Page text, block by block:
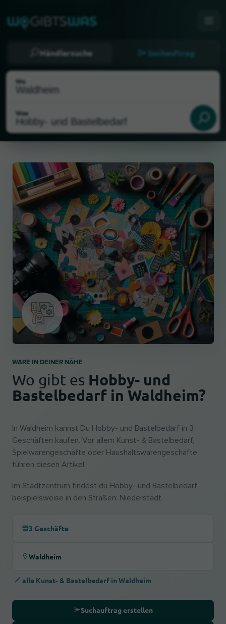
Händlersuche Suchauftrag
Wo
Was
Als meinen Standort wählen
WARE IN DEINER NÄHE
Wo gibt es Hobby- und
Bastelbedarf in Waldheim?
In Waldheim kannst Du Hobby- und Bastelbedarf in 3
Geschäften kaufen. Vor allem Kunst- & Bastelbedarf,
Spielwarengeschäfte oder Haushaltswarengeschäfte
führen diesen Artikel.
Im Stadtzentrum findest du Hobby- und Bastelbedarf
beispielsweise in den Straßen: Niederstadt.
3 Geschäfte
Waldheim
alle Kunst- & Bastelbedarf in Waldheim
Suchauftrag erstellen